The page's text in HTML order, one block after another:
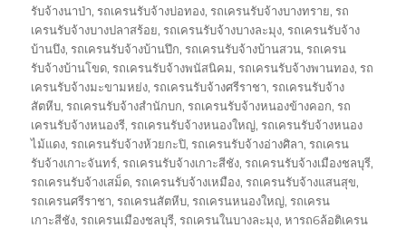
รับจ้างนาป่า,รถเครนรับจ้างบ่อทอง,รถเครนรับจ้างบางทราย,รถ
เครนรับจ้างบางปลาสร้อย,รถเครนรับจ้างบางละมุง,รถเครนรับจ้าง
บ้านบึง,รถเครนรับจ้างบ้านปึก,รถเครนรับจ้างบ้านสวน,รถเครน
รับจ้างบ้านโขด,รถเครนรับจ้างพนัสนิคม,รถเครนรับจ้างพานทอง,รถ
เครนรับจ้างมะขามหย่ง,รถเครนรับจ้างศรีราชา,รถเครนรับจ้าง
สัตหีบ,รถเครนรับจ้างสำนักบก,รถเครนรับจ้างหนองข้างคอก,รถ
เครนรับจ้างหนองรี,รถเครนรับจ้างหนองใหญ่,รถเครนรับจ้างหนอง
ไม้แดง,รถเครนรับจ้างห้วยกะปิ,รถเครนรับจ้างอ่างศิลา,รถเครน
รับจ้างเกาะจันทร์,รถเครนรับจ้างเกาะสีชัง,รถเครนรับจ้างเมืองชลบุรี,
รถเครนรับจ้างเสม็ด,รถเครนรับจ้างเหมือง,รถเครนรับจ้างแสนสุข,
รถเครนศรีราชา,รถเครนสัตหีบ,รถเครนหนองใหญ่,รถเครน
เกาะสีชัง,รถเครนเมืองชลบุรี,รถเครนในบางละมุง,หารถ6ล้อติเครน